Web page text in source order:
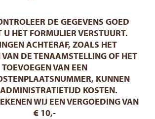
DE GEGEVENS GOED
HET FORMULIER VERSTUURT.
ACHTERAF, ZOALS HET
DE TENAAMSTELLING OF HET
TOEVOEGEN VAN EEN
KUNNEN
KOSTEN.
WIJ EEN VERGOEDING VAN
€ 10,-